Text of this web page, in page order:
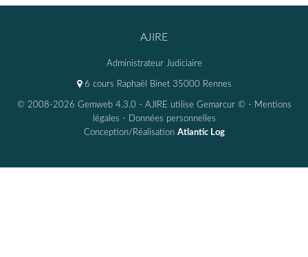
AJIRE
Administrateur Judiciaire
6 cours Raphaël Binet 35000 Rennes
© 2008-2026 Gemweb 4.3.0 - AJIRE utilise Gemarcur © - Mentions
légales - Données personnelles
Conception/Réalisation Atlantic Log